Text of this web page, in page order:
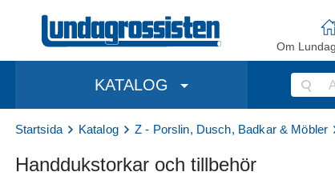
Om
KATALOG
Startsida Katalog Z - Porslin, Dusch, Badkar & Möbler
Handdukstorkar och tillbehör